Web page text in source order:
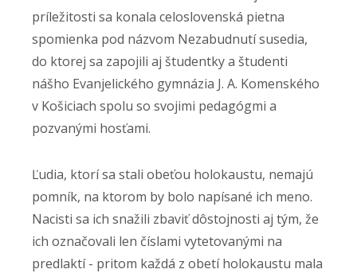
príležitosti sa konala celoslovenská pietna
spomienka pod názvom Nezabudnutí susedia,
do ktorej sa zapojili aj študentky a študenti
nášho Evanjelického gymnázia J. A. Komenského
v Košiciach spolu so svojimi pedagógmi a
pozvanými hosťami.
Ľudia, ktorí sa stali obeťou holokaustu, nemajú
pomník, na ktorom by bolo napísané ich meno.
Nacisti sa ich snažili zbaviť dôstojnosti aj tým, že
ich označovali len číslami vytetovanými na
predlaktí - pritom každá z obetí holokaustu mala